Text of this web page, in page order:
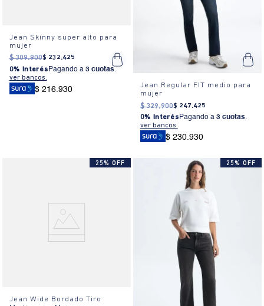
Jean Skinny super alto para
mujer
$ 309.900$ 232.425
0% Interés Pagando a 3 cuotas.
ver bancos.
$ 216.930
Jean Regular FIT medio para
mujer
$ 329.900$ 247.425
0% Interés Pagando a 3 cuotas.
ver bancos.
$ 230.930
25% OFF
Jean Wide Bordado Tiro
25% OFF